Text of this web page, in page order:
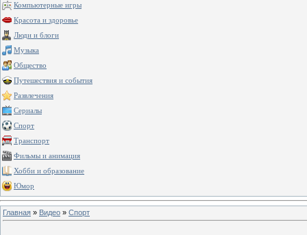
Компьютерные игры
Красота и здоровье
Люди и блоги
Музыка
Общество
Путешествия и события
Развлечения
Сериалы
Спорт
Транспорт
Фильмы и анимация
Хобби и образование
Юмор
Главная » Видео » Спорт